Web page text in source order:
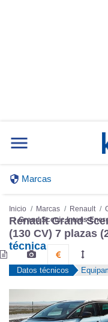
Marcas
Inicio Marcas Renault
Grand Scenic Intens
Renault Grand
(130 CV) 7 plazas
técnica
Datos técnicos